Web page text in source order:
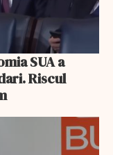
SUA a
Riscul